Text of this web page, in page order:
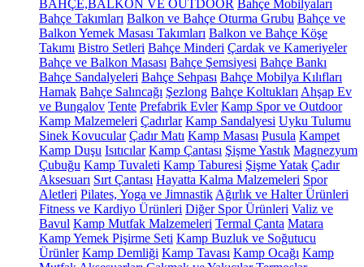
BAHÇE,BALKON VE OUTDOOR Bahçe Mobilyaları
Bahçe Takımları Balkon ve Bahçe Oturma Grubu Bahçe ve
Balkon Yemek Masası Takımları Balkon ve Bahçe Köşe
Takımı Bistro Setleri Bahçe Minderi Çardak ve Kameriyeler
Bahçe ve Balkon Masası Bahçe Şemsiyesi Bahçe Bankı
Bahçe Sandalyeleri Bahçe Sehpası Bahçe Mobilya Kılıfları
Hamak Bahçe Salıncağı Şezlong Bahçe Koltukları Ahşap Ev
ve Bungalov Tente Prefabrik Evler Kamp Spor ve Outdoor
Kamp Malzemeleri Çadırlar Kamp Sandalyesi Uyku Tulumu
Sinek Kovucular Çadır Matı Kamp Masası Pusula Kampet
Kamp Duşu Isıtıcılar Kamp Çantası Şişme Yastık Magnezyum
Çubuğu Kamp Tuvaleti Kamp Taburesi Şişme Yatak Çadır
Aksesuarı Sırt Çantası Hayatta Kalma Malzemeleri Spor
Aletleri Pilates, Yoga ve Jimnastik Ağırlık ve Halter Ürünleri
Fitness ve Kardiyo Ürünleri Diğer Spor Ürünleri Valiz ve
Bavul Kamp Mutfak Malzemeleri Termal Çanta Matara
Kamp Yemek Pişirme Seti Kamp Buzluk ve Soğutucu
Ürünler Kamp Demliği Kamp Tavası Kamp Ocağı Kamp